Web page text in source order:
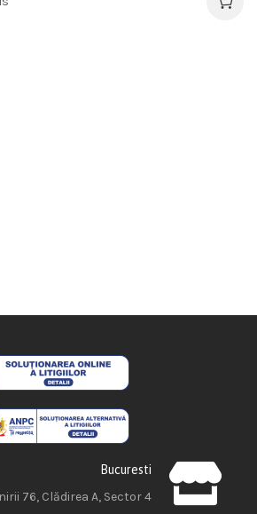
Bucuresti
76, Clădirea A, Sector 4